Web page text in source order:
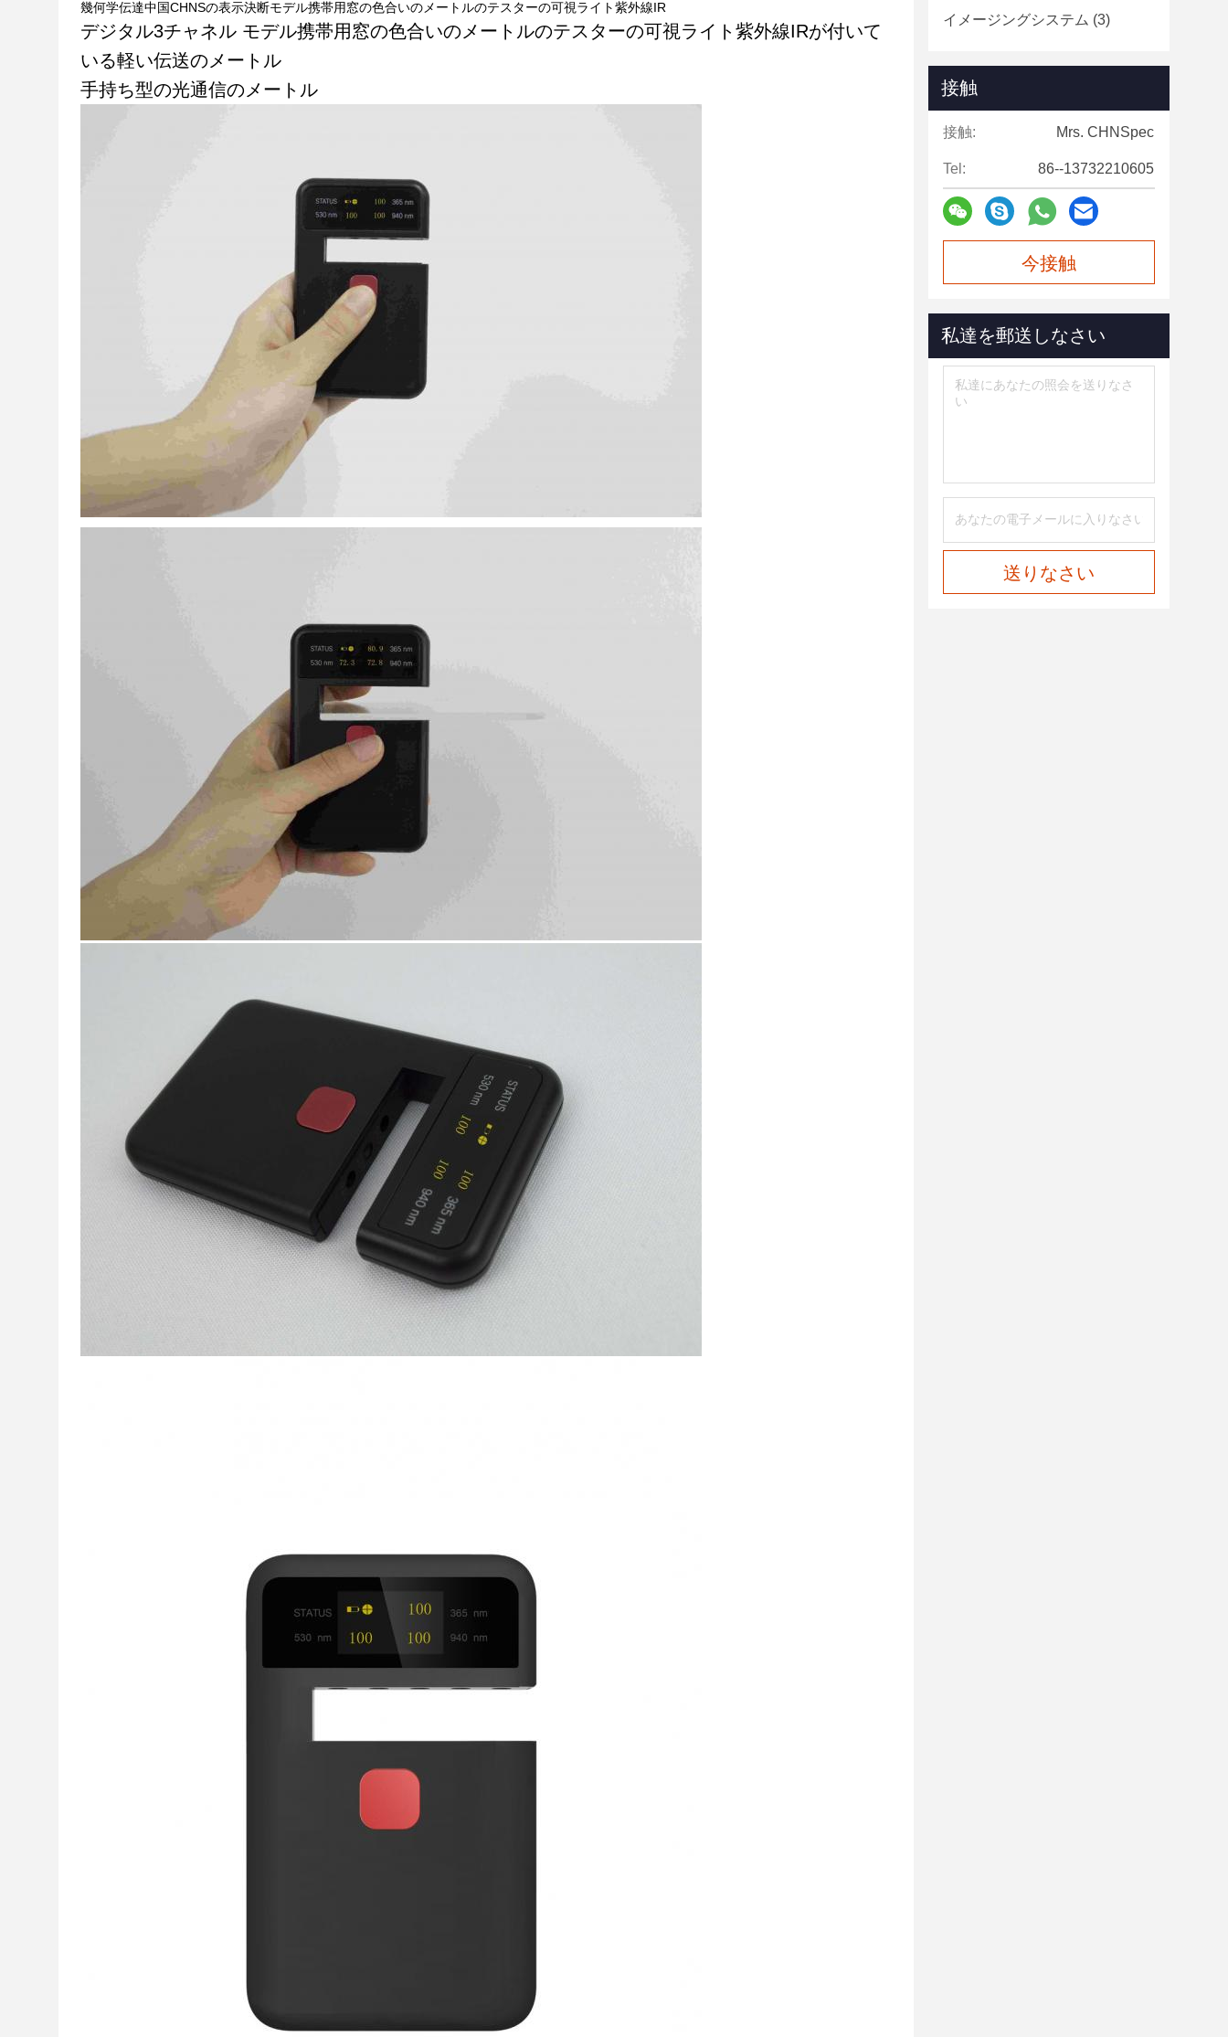
幾何学伝達中国CHNSの表示決断モデル携帯用窓の色合いのメートルのテスターの可視ライト紫外線IR
デジタル3チャネル モデル携帯用窓の色合いのメートルのテスターの可視ライト紫外線IRが付いて
いる軽い伝送のメートル
手持ち型の光通信のメートル
イメージングシステム (3)
接触
接触: Mrs. CHNSpec
Tel: 86--13732210605
今接触
私達を郵送しなさい
送りなさい